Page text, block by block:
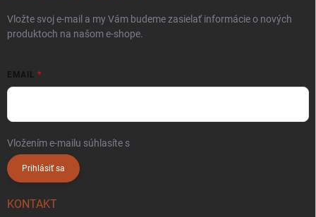
Vložte svoj e-mail a my Vám budeme zasielať informácie o nových
produktoch na našom e-shope.
EMAIL
Vložením e-mailu súhlasíte s
Prihlásiť sa
KONTAKT